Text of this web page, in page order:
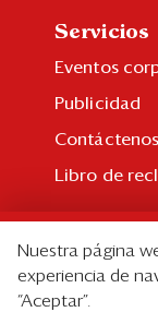
Servicios
Eventos
Publicidad
Contáctenos
Libro de
Suscripción
Paquetes
Nuestra página
experiencia de
“Aceptar”.